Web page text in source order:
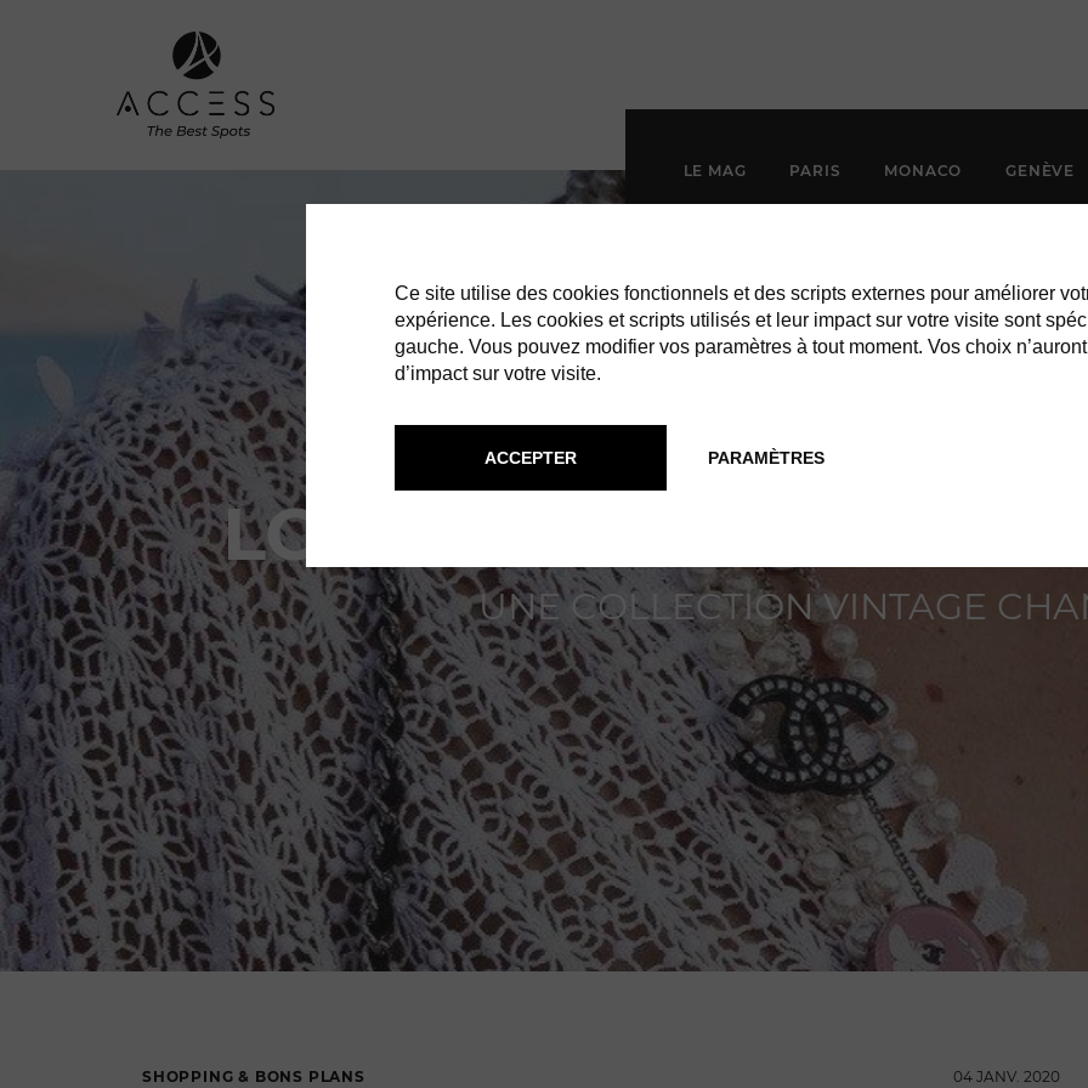
LE MAG PARIS MONACO GENÈVE
LOLITA JACA
UNE COLLECTION VINTAGE
SHOPPING & BONS PLANS 04 JANV. 2020
Ce site utilise des cookies fonctionnels et des scripts externes pour améliorer
expérience. Les cookies et scripts utilisés et leur impact sur votre visite sont
gauche. Vous pouvez modifier vos paramètres à tout moment. Vos choix
d’impact sur votre visite.
PARAMÈTRES
ACCEPTER